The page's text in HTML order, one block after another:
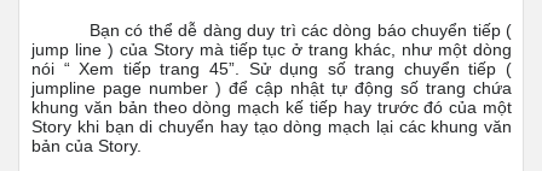
Bạn có thể dễ dàng duy trì các dòng báo chuyển tiếp (
jump line ) của Story mà tiếp tục ở trang khác, như một dòng
nói “ Xem tiếp trang 45”. Sử dụng số trang chuyển tiếp (
jumpline page number ) để cập nhật tự động số trang chứa
khung văn bản theo dòng mạch kế tiếp hay trước đó của một
Story khi bạn di chuyển hay tạo dòng mạch lại các khung văn
bản của Story.